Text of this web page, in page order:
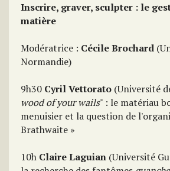
Inscrire, graver, sculpter : le
matière
Modératrice : Cécile Brochard
Normandie)
9h30 Cyril Vettorato (Université
wood of your wails" : le matériau
menuisier et la question de
Brathwaite »
10h Claire Laguian (Université